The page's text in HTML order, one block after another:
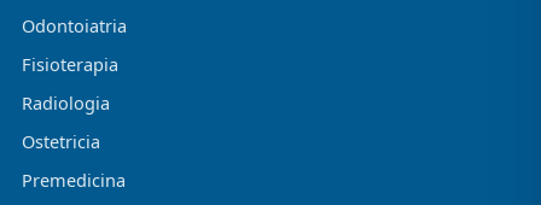
Odontoiatria
Fisioterapia
Radiologia
Ostetricia
Premedicina